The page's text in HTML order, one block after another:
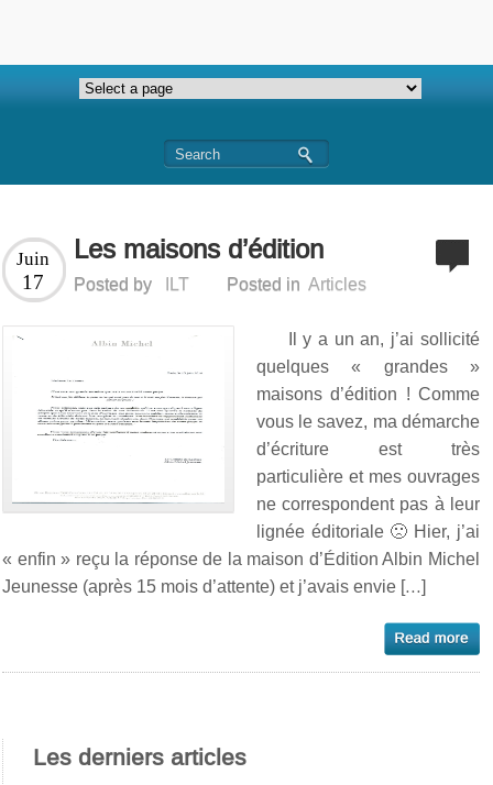
Les maisons d’édition
Juin
17 Posted by ILT Posted in Articles
Il y a un an, j’ai sollicité
quelques « grandes »
maisons d’édition ! Comme
vous le savez, ma démarche
d’écriture est très
particulière et mes ouvrages
ne correspondent pas à leur
lignée éditoriale 🙁 Hier, j’ai
« enfin » reçu la réponse de la maison d’Édition Albin Michel
Jeunesse (après 15 mois d’attente) et j’avais envie […]
Les derniers articles